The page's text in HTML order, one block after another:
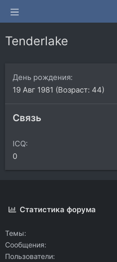
Tenderlake
День рождения
19 Авг 1981 (Возраст: 44)
Связь
ICQ
0
Статистика форума
Темы
Сообщения
Пользователи